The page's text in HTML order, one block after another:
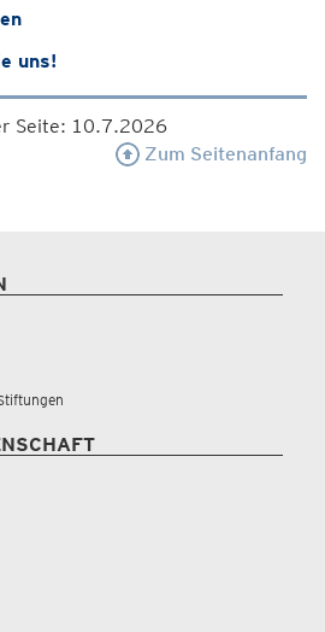
uns!
Seite: 10.7.2026
Zum Seitenanfang